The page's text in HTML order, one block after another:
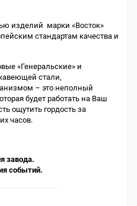
изделий марки «Восток»
стандартам качества и
«Генеральские» и
стали,
– это неполный
будет работать на Ваш
ощутить гордость за
часов.
завода.
событий.